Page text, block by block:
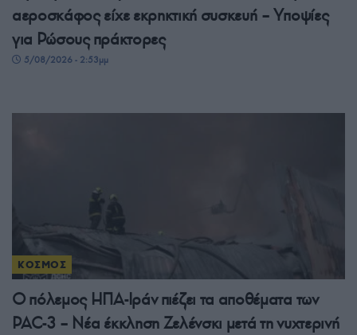
αεροσκάφος είχε εκρηκτική συσκευή – Υποψίες
για Ρώσους πράκτορες
5/08/2026 - 2:53μμ
ΚΟΣΜΟΣ
Ο πόλεμος ΗΠΑ-Ιράν πιέζει τα αποθέματα των
PAC-3 – Νέα έκκληση Ζελένσκι μετά τη νυχτερινή